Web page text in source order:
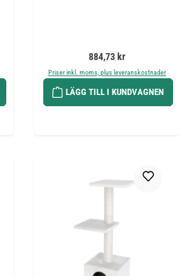
Ordinarie pris:
884,73 kr
Priser inkl. moms, plus leveranskostnader
LÄGG TILL I KUNDVAGNEN